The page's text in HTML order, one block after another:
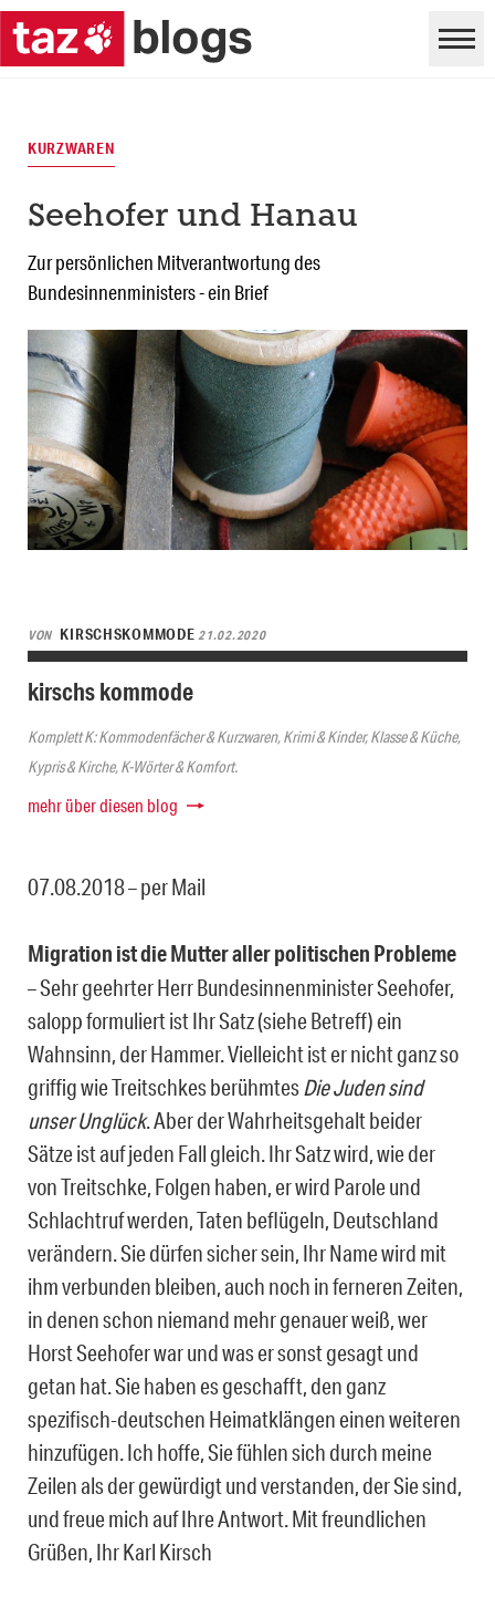
KURZWAREN
Seehofer und Hanau
Zur persönlichen Mitverantwortung des
Bundesinnenministers - ein Brief
VON KIRSCHSKOMMODE21.02.2020
kirschs kommode
Komplett K: Kommodenfächer & Kurzwaren, Krimi & Kinder, Klasse & Küche,
Kypris & Kirche, K-Wörter & Komfort.
mehr über diesen blog
07.08.2018 – per Mail
Migration ist die Mutter aller politischen Probleme
– Sehr geehrter Herr Bundesinnenminister Seehofer,
salopp formuliert ist Ihr Satz (siehe Betreff) ein
Wahnsinn, der Hammer. Vielleicht ist er nicht ganz so
griffig wie Treitschkes berühmtesDie Juden sind
unser Unglück. Aber der Wahrheitsgehalt beider
Sätze ist auf jeden Fall gleich. Ihr Satz wird, wie der
von Treitschke, Folgen haben, er wird Parole und
Schlachtruf werden, Taten beflügeln, Deutschland
verändern. Sie dürfen sicher sein, Ihr Name wird mit
ihm verbunden bleiben, auch noch in ferneren Zeiten,
in denen schon niemand mehr genauer weiß, wer
Horst Seehofer war und was er sonst gesagt und
getan hat. Sie haben es geschafft, den ganz
spezifisch-deutschen Heimatklängen einen weiteren
hinzufügen. Ich hoffe, Sie fühlen sich durch meine
Zeilen als der gewürdigt und verstanden, der Sie sind,
und freue mich auf Ihre Antwort. Mit freundlichen
Grüßen, Ihr Karl Kirsch